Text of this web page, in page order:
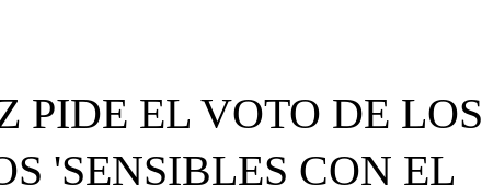
PIDE EL VOTO DE LOS
'SENSIBLES CON EL